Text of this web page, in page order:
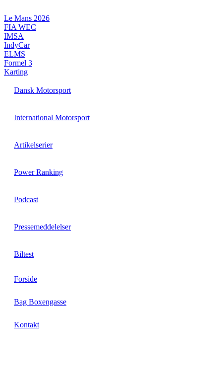
til
indhold
Le Mans 2026
FIA WEC
IMSA
IndyCar
ELMS
Formel 3
Karting
Dansk Motorsport
International Motorsport
Artikelserier
Power Ranking
Podcast
Pressemeddelelser
Biltest
Forside
Bag Boxengasse
Kontakt